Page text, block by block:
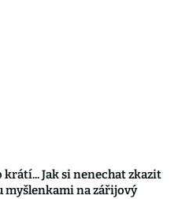
krátí... Jak si nenechat zkazit
myšlenkami na zářijový